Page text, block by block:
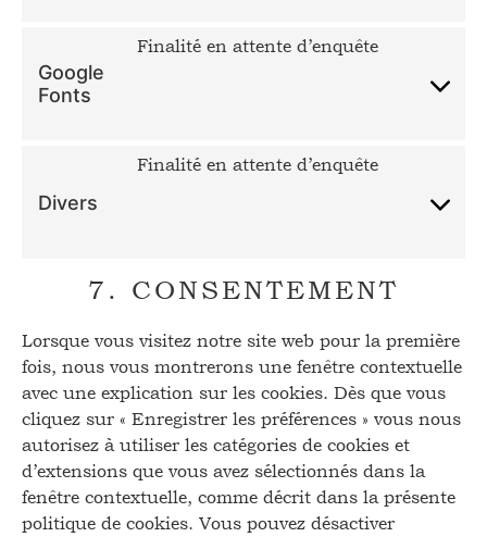
Google
Fonts
Finalité en attente d’enquête
Divers
Finalité en attente d’enquête
7. CONSENTEMENT
Lorsque vous visitez notre site web pour la première
fois, nous vous montrerons une fenêtre contextuelle
avec une explication sur les cookies. Dès que vous
cliquez sur « Enregistrer les préférences » vous nous
autorisez à utiliser les catégories de cookies et
d’extensions que vous avez sélectionnés dans la
fenêtre contextuelle, comme décrit dans la présente
politique de cookies. Vous pouvez désactiver